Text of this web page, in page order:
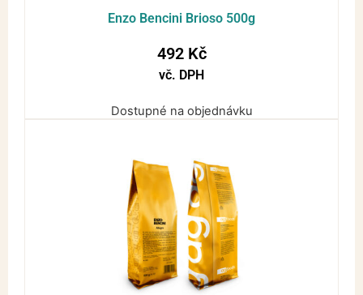
Enzo Bencini Brioso 500g
492 Kč
vč. DPH
Dostupné na objednávku